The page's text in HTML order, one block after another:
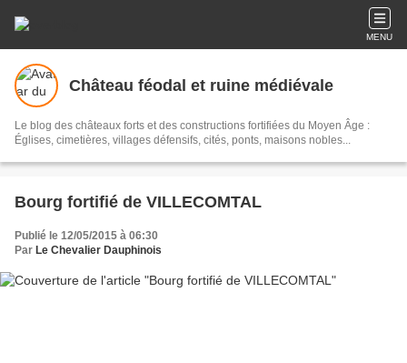
MENU
Château féodal et ruine médiévale
Le blog des châteaux forts et des constructions fortifiées du Moyen Âge :
Églises, cimetières, villages défensifs, cités, ponts, maisons nobles...
Bourg fortifié de VILLECOMTAL
Publié le 12/05/2015 à 06:30
Par Le Chevalier Dauphinois